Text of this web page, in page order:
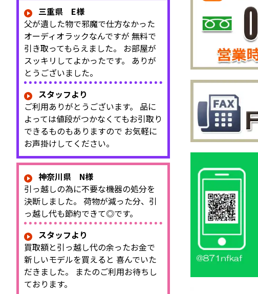
三重県 E様
父が遺した物で邪魔で仕方なかった
オーディオラックなんですが 無料で
引き取ってもらえました。 お部屋が
スッキリしてよかったです。 ありが
とうございました。
スタッフより
ご利用ありがとうございます。 品に
よっては値段がつかなくてもお引取り
できるものもありますので お気軽に
お声掛けしてください。
神奈川県 N様
引っ越しの為に不要な機器の処分を
決断しました。 荷物が減った分、引
っ越し代も節約できて◎です。
スタッフより
買取額と引っ越し代の余ったお金で
新しいモデルを買えると 喜んでいた
だきました。 またのご利用お待ちし
ております。